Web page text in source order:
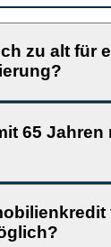
zu alt für
65 Jahren